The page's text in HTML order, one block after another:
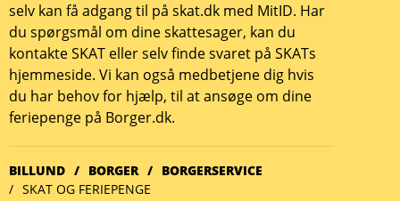
selv kan få adgang til på skat.dk med MitID. Har
du spørgsmål om dine skattesager, kan du
kontakte SKAT eller selv finde svaret på SKATs
hjemmeside. Vi kan også medbetjene dig hvis
du har behov for hjælp, til at ansøge om dine
feriepenge på Borger.dk.
BILLUND BORGER
BORGERSERVICE
SKAT OG FERIEPENGE